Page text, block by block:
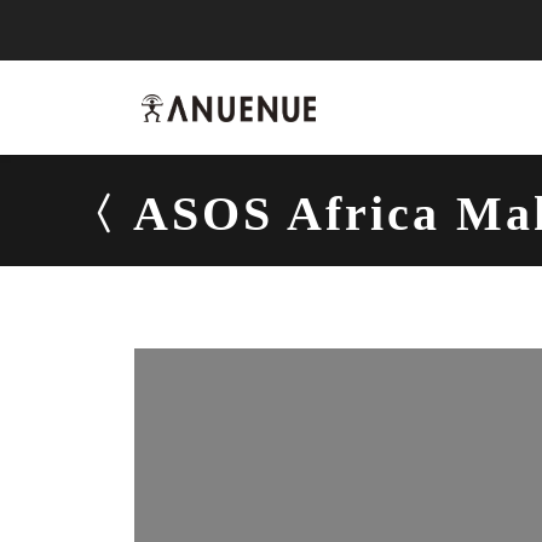
ASOS Africa
烏克麗麗-ASOS